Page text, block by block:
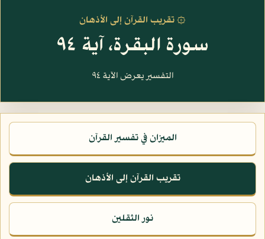
۞ تقريب القرآن إلى الأذهان
سورة البقرة، آية ٩٤
التفسير يعرض الآية ٩٤
الميزان في تفسير القرآن
تقريب القرآن إلى الأذهان
نور الثقلين